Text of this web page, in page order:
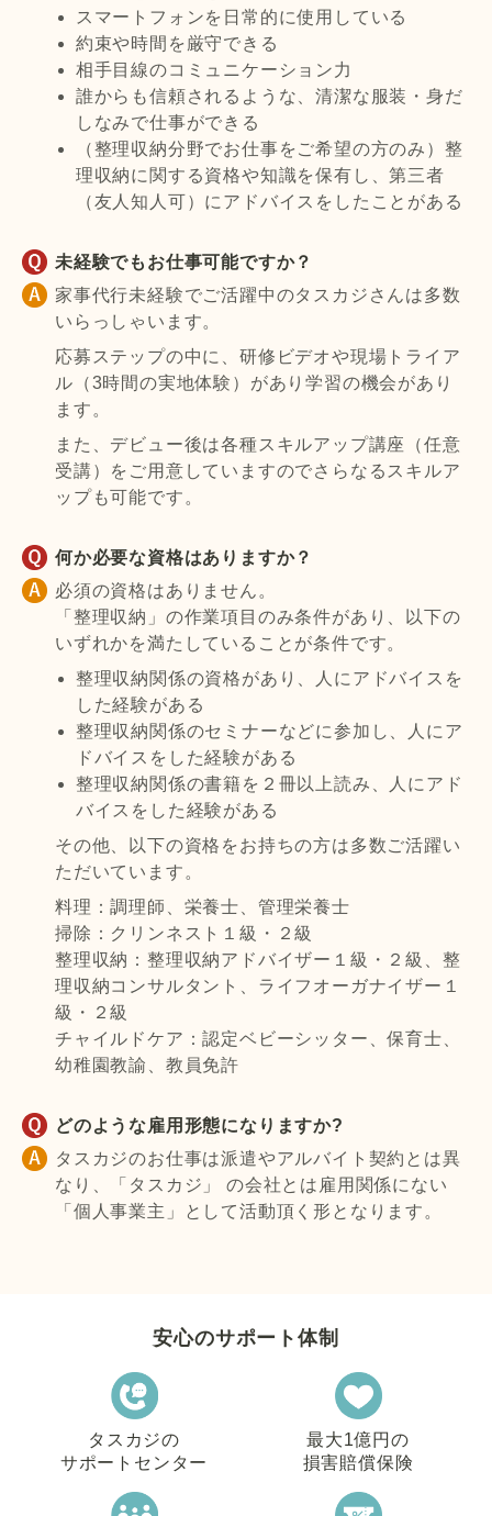
スマートフォンを日常的に使用している
約束や時間を厳守できる
相手目線のコミュニケーション力
誰からも信頼されるような、清潔な服装・身だ
しなみで仕事ができる
（整理収納分野でお仕事をご希望の方のみ）整
理収納に関する資格や知識を保有し、第三者
（友人知人可）にアドバイスをしたことがある
未経験でもお仕事可能ですか？
家事代行未経験でご活躍中のタスカジさんは多数
いらっしゃいます。
応募ステップの中に、研修ビデオや現場トライア
ル（3時間の実地体験）があり学習の機会があり
ます。
また、デビュー後は各種スキルアップ講座（任意
受講）をご用意していますのでさらなるスキルア
ップも可能です。
何か必要な資格はありますか？
必須の資格はありません。
「整理収納」の作業項目のみ条件があり、以下の
いずれかを満たしていることが条件です。
整理収納関係の資格があり、人にアドバイスを
した経験がある
整理収納関係のセミナーなどに参加し、人にア
ドバイスをした経験がある
整理収納関係の書籍を２冊以上読み、人にアド
バイスをした経験がある
その他、以下の資格をお持ちの方は多数ご活躍い
ただいています。
料理：調理師、栄養士、管理栄養士
掃除：クリンネスト１級・２級
整理収納：整理収納アドバイザー１級・２級、整
理収納コンサルタント、ライフオーガナイザー１
級・２級
チャイルドケア：認定ベビーシッター、保育士、
幼稚園教諭、教員免許
どのような雇用形態になりますか?
タスカジのお仕事は派遣やアルバイト契約とは異
なり、「タスカジ」 の会社とは雇用関係にない
「個人事業主」として活動頂く形となります。
安心のサポート体制
タスカジの
サポートセンター
最大1億円の
損害賠償保険